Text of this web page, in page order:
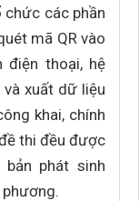
chức các phần
mã QR vào
thoại, hệ
xuất dữ liệu
khai, chính
thi đều được
phát sinh